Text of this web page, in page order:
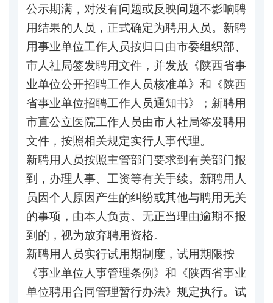
公示期满，对没有问题或反映问题不影响聘
用结果的人员，正式确定为聘用人员。新聘
用事业单位工作人员按归口由市委组织部、
市人社局签发聘用文件，并发放《陕西省事
业单位公开招聘工作人员核准单》和《陕西
省事业单位招聘工作人员通知书》；新聘用
市直公立医院工作人员由市人社局签发聘用
文件，按照相关规定实行人事代理。
新聘用人员按照主管部门要求到有关部门报
到，办理人事、工资等有关手续。新聘用人
员因个人原因产生的纠纷或其他与聘用无关
的事项，由本人负责。无正当理由逾期不报
到的，视为放弃聘用资格。
新聘用人员实行试用期制度，试用期限按
《事业单位人事管理条例》和《陕西省事业
单位聘用合同管理暂行办法》规定执行。试